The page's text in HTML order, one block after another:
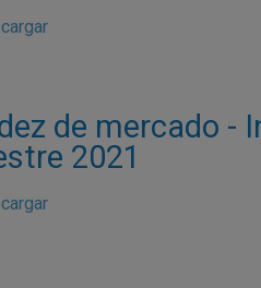
de mercado -
2021